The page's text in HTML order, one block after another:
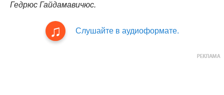
Гедрюс Гайдамавичюс.
Слушайте в аудиоформате.